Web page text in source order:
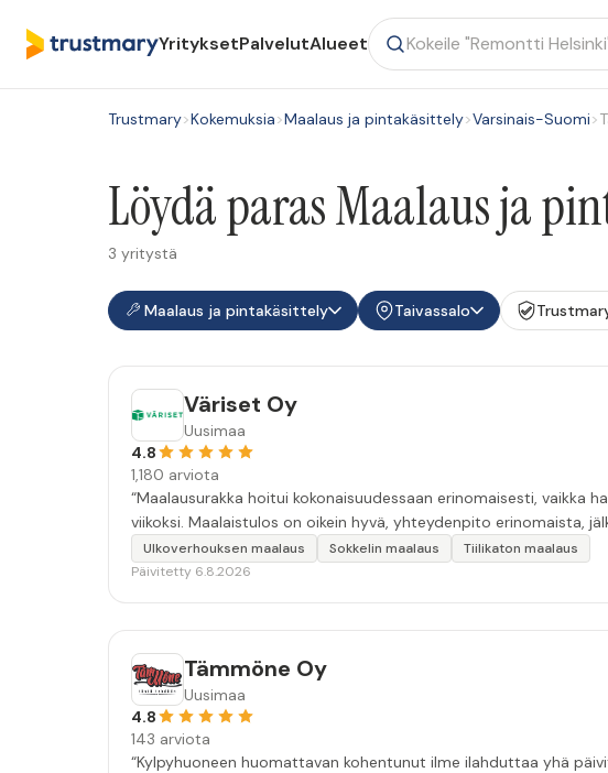
YrityksetPalvelutAlueet
Trustmary>Kokemuksia>Maalaus ja pintakäsittely>Varsinais-Suomi>
Löydä paras Maalaus ja
3 yritystä
Maalaus ja pintakäsittely Taivassalo
Väriset Oy
Uusimaa
4.8
1,180 arviota
“Maalausurakka hoitui kokonaisuudessaan erinomaisesti,
viikoksi. Maalaistulos on oikein hyvä, yhteydenpito erinomaista,
Ulkoverhouksen maalaus Sokkelin maalaus
Tiilikaton maalaus
Päivitetty 6.8.2026
Tämmöne Oy
Uusimaa
4.8
143 arviota
“Kylpyhuoneen huomattavan kohentunut ilme ilahduttaa yhä